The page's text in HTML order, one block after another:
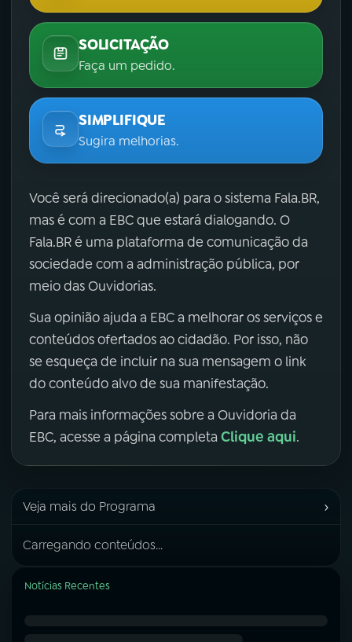
SOLICITAÇÃO
Faça um pedido.
SIMPLIFIQUE
Sugira melhorias.
Você será direcionado(a) para o sistema Fala.BR,
mas é com a EBC que estará dialogando. O
Fala.BR é uma plataforma de comunicação da
sociedade com a administração pública, por
meio das Ouvidorias.
Sua opinião ajuda a EBC a melhorar os serviços e
conteúdos ofertados ao cidadão. Por isso, não
se esqueça de incluir na sua mensagem o link
do conteúdo alvo de sua manifestação.
Para mais informações sobre a Ouvidoria da
EBC, acesse a página completa Clique aqui.
Veja mais do Programa ›
Carregando conteúdos...
Notícias Recentes